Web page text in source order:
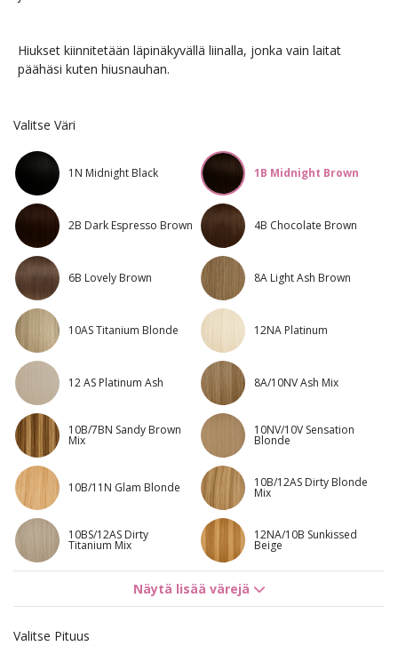
Hiukset kiinnitetään läpinäkyvällä liinalla, jonka vain laitat
päähäsi kuten hiusnauhan.
Valitse Väri
1N Midnight Black 1B Midnight Brown
2B Dark Espresso Brown 4B Chocolate Brown
6B Lovely Brown 8A Light Ash Brown
10AS Titanium Blonde 12NA Platinum
12 AS Platinum Ash 8A/10NV Ash Mix
10B/7BN Sandy Brown
Mix
10NV/10V Sensation
Blonde
10B/11N Glam Blonde 10B/12AS Dirty Blonde
Mix
10BS/12AS Dirty
Titanium Mix
12NA/10B Sunkissed
Beige
8A/10NV Ash Mix Sandy Brown Balayage
7BN/10B
Näytä lisää värejä
Valitse Pituus